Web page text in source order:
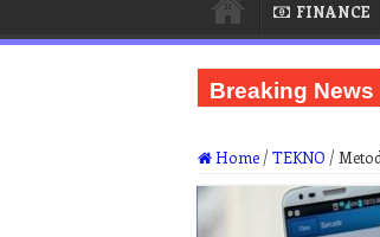
FINANCE
Breaking News
Home /TEKNO /